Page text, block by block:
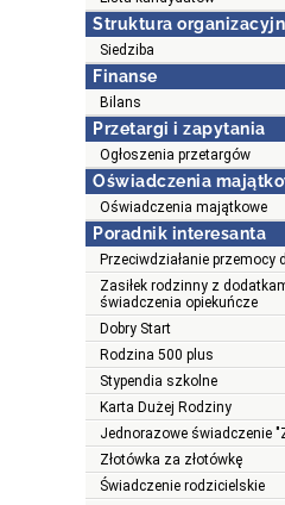
Struktura
Siedziba
Finanse
Bilans
Przetargi i zapytania
Ogłoszenia przetargów
Oświadczenia
Oświadczenia majątkowe
Poradnik interesanta
Przeciwdziałanie przemocy
Zasiłek rodzinny z
świadczenia opiekuńcze
Dobry Start
Rodzina 500 plus
Stypendia szkolne
Karta Dużej Rodziny
Jednorazowe świadczenie
Złotówka za złotówkę
Świadczenie rodzicielskie